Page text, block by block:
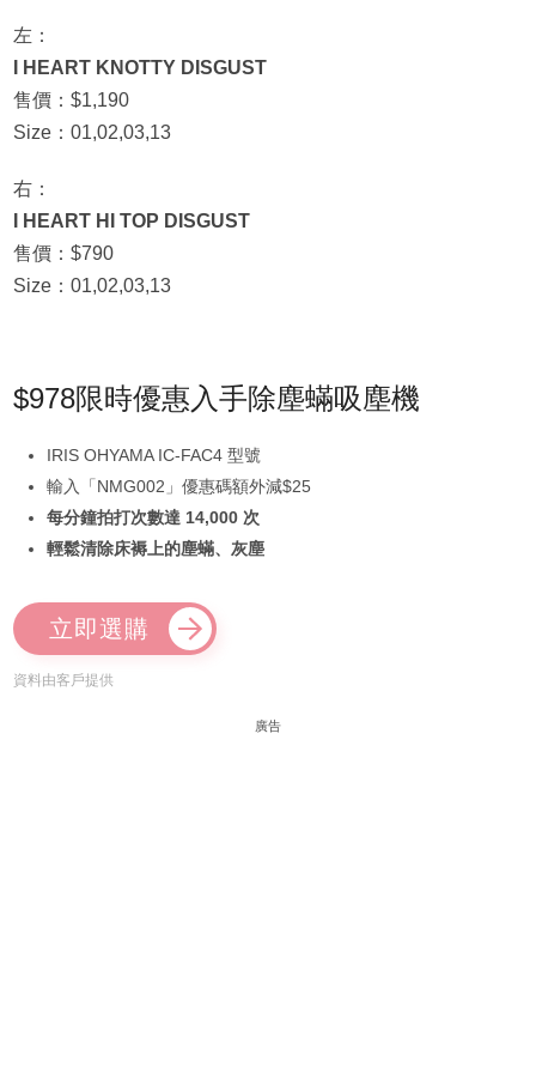
左：
I HEART KNOTTY DISGUST
售價：$1,190
Size：01,02,03,13
右：
I HEART HI TOP DISGUST
售價：$790
Size：01,02,03,13
$978限時優惠入手除塵蟎吸塵機
IRIS OHYAMA IC-FAC4 型號
輸入「NMG002」優惠碼額外減$25
每分鐘拍打次數達 14,000 次
輕鬆清除床褥上的塵蟎、灰塵
立即選購
資料由客戶提供
廣告